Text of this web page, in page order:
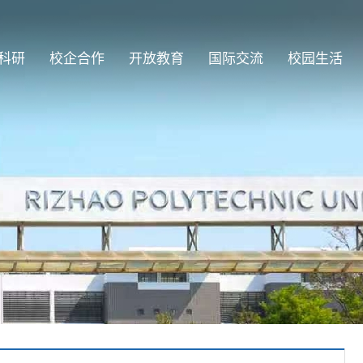
研 校企合作 开放教育 国际交流 校园生活